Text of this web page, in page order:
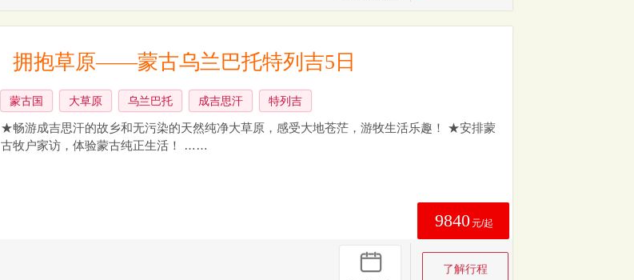
拥抱草原——蒙古乌兰巴托特列吉5日
蒙古国 大草原 乌兰巴托 成吉思汗 特列吉
★畅游成吉思汗的故乡和无污染的天然纯净大草原，感受大地苍茫，游牧生活乐趣！ ★安排蒙
古牧户家访，体验蒙古纯正生活！ ……
9840元/起
了解行程